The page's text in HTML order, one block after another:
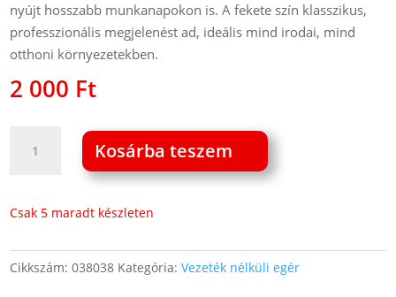
nyújt hosszabb munkanapokon is. A fekete szín klasszikus,
professzionális megjelenést ad, ideális mind irodai, mind
otthoni környezetekben.
2 000 Ft
MS78GT
3
gombos
Kosárba teszem
Csak 5 maradt készleten
Cikkszám:038038 Kategória:Vezeték nélküli egér